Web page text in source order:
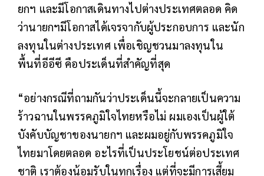
ยกฯ และมีโอกาสเดินทางไปต่างประเทศตลอด คิด
ว่านายกฯมีโอกาสได้เจรจากับผู้ประกอบการ และนัก
ลงทุนในต่างประเทศ เพื่อเชิญชวนมาลงทุนใน
พื้นที่อีอีซี คือประเด็นที่สำคัญที่สุด
“อย่างกรณีที่ถามกันว่าประเด็นนี้จะกลายเป็นความ
ร้าวฉานในพรรคภูมิใจไทยหรือไม่ ผมเองเป็นผู้ใต้
บังคับบัญชาของนายกฯ และผมอยู่กับพรรคภูมิใจ
ไทยมาโดยตลอด อะไรที่เป็นประโยชน์ต่อประเทศ
ชาติ เราต้องน้อมรับในทุกเรื่อง แต่ที่จะมีการเสี้ยม